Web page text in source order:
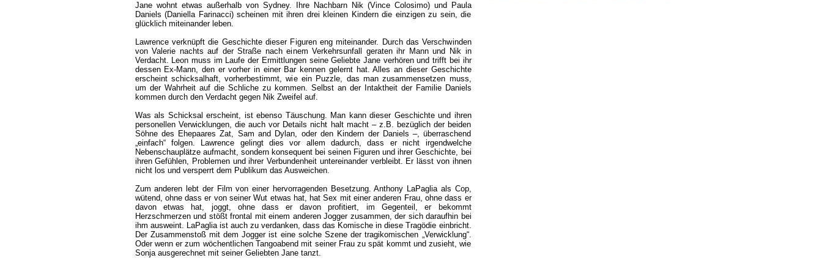
Jane wohnt etwas außerhalb von Sydney. Ihre Nachbarn Nik (Vince Colosimo) und Paula
Daniels (Daniella Farinacci) scheinen mit ihren drei kleinen Kindern die einzigen zu sein, die
glücklich miteinander leben.
Lawrence verknüpft die Geschichte dieser Figuren eng miteinander. Durch das Verschwinden
von Valerie nachts auf der Straße nach einem Verkehrsunfall geraten ihr Mann und Nik in
Verdacht. Leon muss im Laufe der Ermittlungen seine Geliebte Jane verhören und trifft bei ihr
dessen Ex-Mann, den er vorher in einer Bar kennen gelernt hat. Alles an dieser Geschichte
erscheint schicksalhaft, vorherbestimmt, wie ein Puzzle, das man zusammensetzen muss,
um der Wahrheit auf die Schliche zu kommen. Selbst an der Intaktheit der Familie Daniels
kommen durch den Verdacht gegen Nik Zweifel auf.
Was als Schicksal erscheint, ist ebenso Täuschung. Man kann dieser Geschichte und ihren
personellen Verwicklungen, die auch vor Details nicht halt macht – z.B. bezüglich der beiden
Söhne des Ehepaares Zat, Sam and Dylan, oder den Kindern der Daniels –, überraschend
„einfach“ folgen. Lawrence gelingt dies vor allem dadurch, dass er nicht irgendwelche
Nebenschauplätze aufmacht, sondern konsequent bei seinen Figuren und ihrer Geschichte, bei
ihren Gefühlen, Problemen und ihrer Verbundenheit untereinander verbleibt. Er lässt von ihnen
nicht los und versperrt dem Publikum das Ausweichen.
Zum anderen lebt der Film von einer hervorragenden Besetzung. Anthony LaPaglia als Cop,
wütend, ohne dass er von seiner Wut etwas hat, hat Sex mit einer anderen Frau, ohne dass er
davon etwas hat, joggt, ohne dass er davon profitiert, im Gegenteil, er bekommt
Herzschmerzen und stößt frontal mit einem anderen Jogger zusammen, der sich daraufhin bei
ihm ausweint. LaPaglia ist auch zu verdanken, dass das Komische in diese Tragödie einbricht.
Der Zusammenstoß mit dem Jogger ist eine solche Szene der tragikomischen „Verwicklung“.
Oder wenn er zum wöchentlichen Tangoabend mit seiner Frau zu spät kommt und zusieht, wie
Sonja ausgerechnet mit seiner Geliebten Jane tanzt.